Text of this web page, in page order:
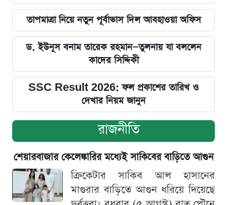
তাপমাত্রা নিয়ে নতুন পূর্বাভাস দিল আবহাওয়া অফিস
ড. ইউনূস বনাম তারেক রহমান—তুলনায় যা বললেন
কাদের সিদ্দিকী
SSC Result 2026: ফল প্রকাশের তারিখ ও
দেখার নিয়ম জানুন
রাজনীতি
শেয়ারবাজার কেলেঙ্কারির মধ্যেই সাকিবের বাড়িতে আগুন
ক্রিকেটার সাকিব আল হাসানের
মাগুরার বাড়িতে আগুন ধরিয়ে দিয়েছে